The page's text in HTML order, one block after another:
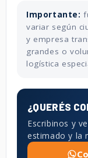
Importante:
variar según
y empresa
grandes o
logística
¿QUERÉS
Escribinos y
estimado y la